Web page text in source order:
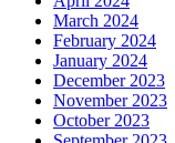
March 2024
February 2024
January 2024
December 2023
November 2023
October 2023